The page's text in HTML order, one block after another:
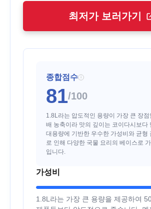
최저가 보러가기
종합점수 i
81/100
1.8L라는 압도적인 용량이 가장 큰 장점
배 농축이라 맛의 깊이는 코이다시보다
대용량에 기반한 우수한 가성비와 균형
로 인해 다양한 국물 요리의 베이스로
입니다.
가성비
1.8L라는 가장 큰 용량을 제공하여